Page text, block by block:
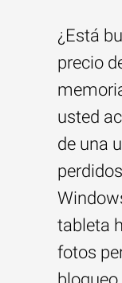
¿Está
precio
usted
de una
tableta
fotos